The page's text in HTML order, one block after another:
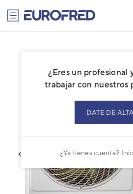
¿Eres un profesional
trabajar con nuestros
DATE DE ALTA
¿Ya tienes cuenta?